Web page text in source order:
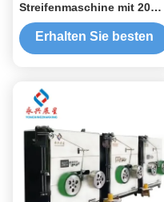
Streifenmaschine mit 20KW
Heizung und 38CrMoALA-
Schraube
Erhalten Sie besten